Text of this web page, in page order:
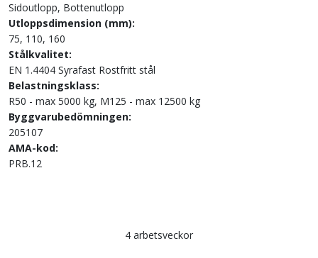
Sidoutlopp, Bottenutlopp
Utloppsdimension (mm):
75, 110, 160
Stålkvalitet:
EN 1.4404 Syrafast Rostfritt stål
Belastningsklass:
R50 - max 5000 kg, M125 - max 12500 kg
Byggvarubedömningen:
205107
AMA-kod:
PRB.12
4 arbetsveckor